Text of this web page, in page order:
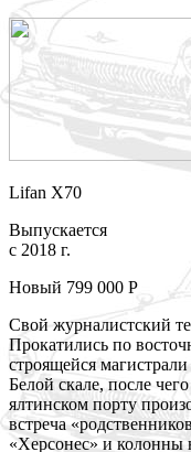
Lifan X70
Выпускается
с 2018 г.
Новый 799 000 Р
Свой журналистский
Прокатились по
строящейся
Белой скале, после
ялтинском порту
встреча
«Херсонес» и колонны